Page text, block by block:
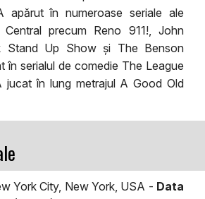
apărut în numeroase seriale ale
Central precum Reno 911!, John
Stand Up Show și The Benson
în serialul de comedie The League
jucat în lung metrajul A Good Old
York City, New York, USA - Data